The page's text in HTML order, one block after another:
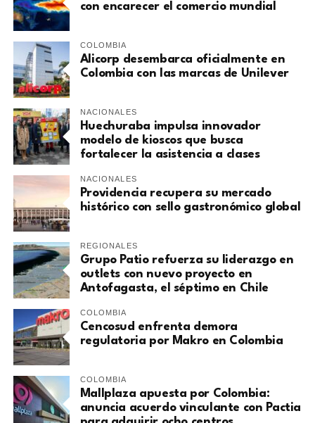
con encarecer el comercio mundial
COLOMBIA
Alicorp desembarca oficialmente en
Colombia con las marcas de Unilever
NACIONALES
Huechuraba impulsa innovador
modelo de kioscos que busca
fortalecer la asistencia a clases
NACIONALES
Providencia recupera su mercado
histórico con sello gastronómico global
REGIONALES
Grupo Patio refuerza su liderazgo en
outlets con nuevo proyecto en
Antofagasta, el séptimo en Chile
COLOMBIA
Cencosud enfrenta demora
regulatoria por Makro en Colombia
COLOMBIA
Mallplaza apuesta por Colombia:
anuncia acuerdo vinculante con Pactia